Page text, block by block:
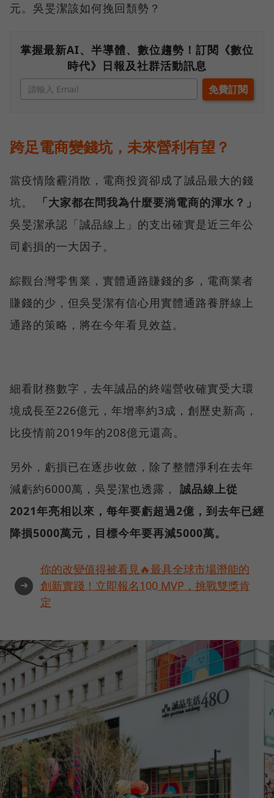
元。吳旻潔該如何挽回頹勢？
掌握最新AI、半導體、數位趨勢！訂閱《數位
時代》日報及社群活動訊息
跨足電商變錢坑，未來營利有望？
當疫情陰霾消散，電商投資卻成了誠品最大的錢
坑。
「大家都在問我為什麼要淌電商的渾水？」
吳旻潔承認「誠品線上」的支出確實是近三年公
司虧損的一大因子。
綜觀台灣零售業，實體通路賺錢的多，電商業者
賺錢的少，但吳旻潔有信心用實體通路養胖線上
通路的策略，將在今年看見效益。
細看財務數字，去年誠品的終端營收確實受大環
境成長至226億元，年增率約3成，創歷史新高，
比疫情前2019年的208億元還高。
另外，虧損已在逐步收斂，除了整體淨利在去年
減虧約6000萬，吳旻潔也透露， 誠品線上從
2021年亮相以來，每年要虧超過2億，到去年已經
降損5000萬元，目標今年要再減5000萬。
➜
你的改變值得被看見🔥最具全球市場潛能的
創新實踐！立即報名100 MVP，挑戰雙獎肯
定